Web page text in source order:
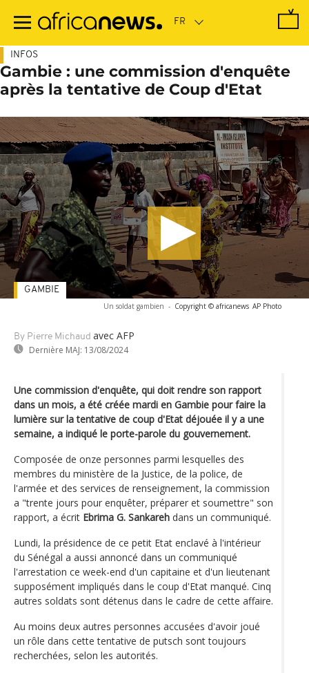
contenu
INFOS
Gambie : une commission d'enquête
après la tentative de Coup d'Etat
Un soldat gambien - Copyright © africanews AP Photo
By Pierre Michaud avec AFP
Dernière MAJ: 13/08/2024
GAMBIE
Une commission d'enquête, qui doit rendre son rapport
dans un mois, a été créée mardi en Gambie pour faire la
lumière sur la tentative de coup d'Etat déjouée il y a une
semaine, a indiqué le porte-parole du gouvernement.
Composée de onze personnes parmi lesquelles des
membres du ministère de la Justice, de la police, de
l'armée et des services de renseignement, la commission
a "trente jours pour enquêter, préparer et soumettre" son
rapport, a écrit Ebrima G. Sankareh dans un communiqué.
Lundi, la présidence de ce petit Etat enclavé à l'intérieur
du Sénégal a aussi annoncé dans un communiqué
l'arrestation ce week-end d'un capitaine et d'un lieutenant
supposément impliqués dans le coup d'Etat manqué. Cinq
autres soldats sont détenus dans le cadre de cette affaire.
Au moins deux autres personnes accusées d'avoir joué
un rôle dans cette tentative de putsch sont toujours
recherchées, selon les autorités.